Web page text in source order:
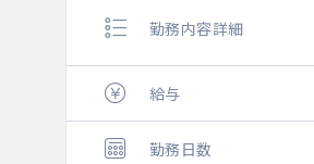
勤務内容詳細
給与
勤務日数